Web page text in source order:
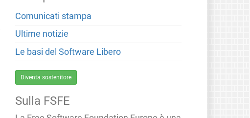
Comunicati stampa
Ultime notizie
Le basi del Software Libero
Diventa sostenitore
Sulla FSFE